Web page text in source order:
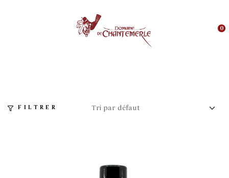
0
FILTRER